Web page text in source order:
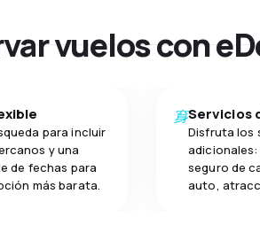
vuelos con
para incluir
y una
de fechas para
más barata.
Servicios
Disfruta los
adicionales:
seguro de
auto,